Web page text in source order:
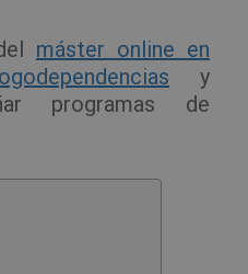
máster online en
y
programas de